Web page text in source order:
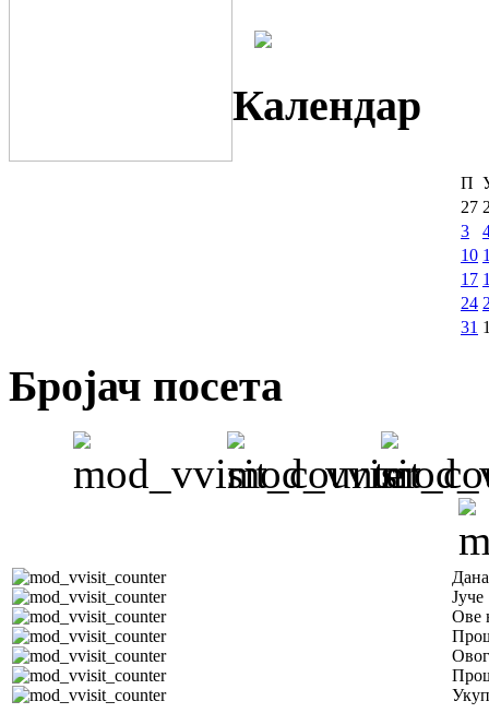
Календар
П
27
3
10
17
24
31
Бројач посета
Јуче
Ове